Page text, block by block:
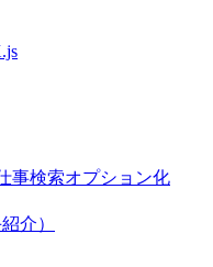
事検索オプション化
介）